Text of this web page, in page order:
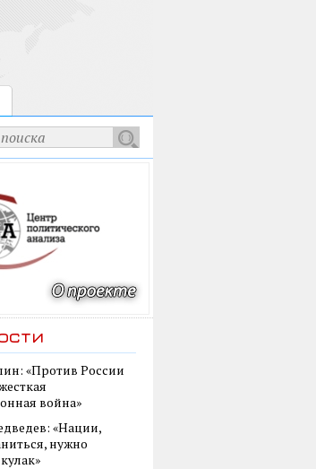
«Против России
война»
«Нации,
нужно